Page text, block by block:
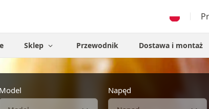
Sklep Przewodnik Dostawa i montaż
Model Napęd